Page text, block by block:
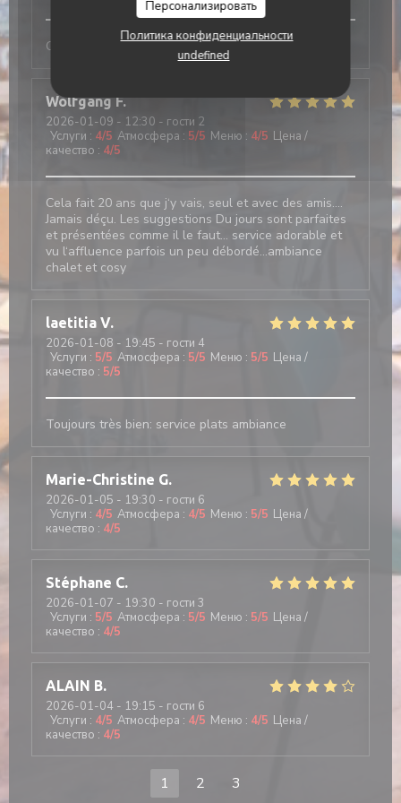
Персонализировать
Политика конфиденциальности
undefined
Comme tjs, convivial et excellent
Wolfgang F
2026-01-09 - 12:30 - гости 2
Услуги : 4/5 Атмосфера : 5/5 Меню : 4/5 Цена /
качество : 4/5
Cela fait 20 ans que j‘y vais, seul et avec des amis….
Jamais déçu. Les suggestions Du jours sont parfaites
et présentées comme il le faut… service adorable et
vu l‘affluence parfois un peu débordé…ambiance
chalet et cosy
laetitia V
2026-01-08 - 19:45 - гости 4
Услуги : 5/5 Атмосфера : 5/5 Меню : 5/5 Цена /
качество : 5/5
Toujours très bien: service plats ambiance
Marie-Christine G
2026-01-05 - 19:30 - гости 6
Услуги : 4/5 Атмосфера : 4/5 Меню : 5/5 Цена /
качество : 4/5
Stéphane C
2026-01-07 - 19:30 - гости 3
Услуги : 5/5 Атмосфера : 5/5 Меню : 5/5 Цена /
качество : 4/5
ALAIN B
2026-01-04 - 19:15 - гости 6
Услуги : 4/5 Атмосфера : 4/5 Меню : 4/5 Цена /
качество : 4/5
1 2 3